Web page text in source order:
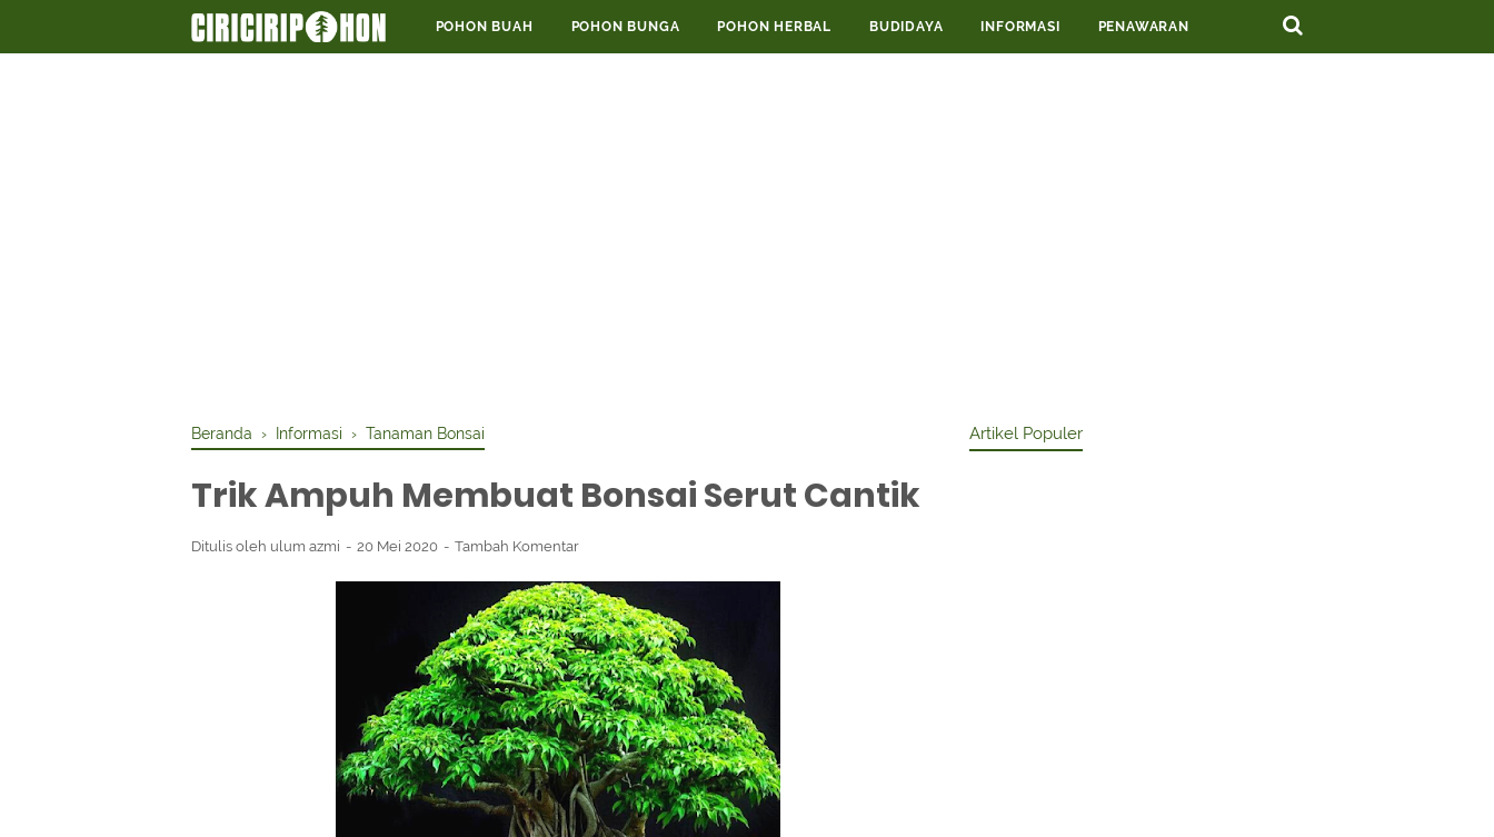
POHON BUAH POHON BUNGA POHON HERBAL BUDIDAYA INFORMASI PENAWARAN
Beranda › Informasi › Tanaman Bonsai
Trik Ampuh Membuat Bonsai Serut Cantik
Ditulis oleh ulum azmi 20 Mei 2020 Tambah Komentar
Artikel Populer